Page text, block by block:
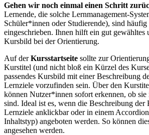
Gehen wir noch einmal einen Schritt
Lernende, die solche Lernmanagement-
Schüler*innen oder Studierende), sind
eingeschrieben. Ihnen hilft ein gut gewähltes
Kursbild bei der Orientierung.
Auf derKursstartseite sollte zur
Kurstitel (und nicht bloß ein Kürzel des
passendes Kursbild mit einer Beschreibung
Lernziele vorzufinden sein. Über den
können Nutzer*innen sofort erkennen, ob
sind. Ideal ist es, wenn die Beschreibung der
Lernziele anklickbar oder in einem
Inhaltstyp) angeboten werden. So können
angesehen werden.